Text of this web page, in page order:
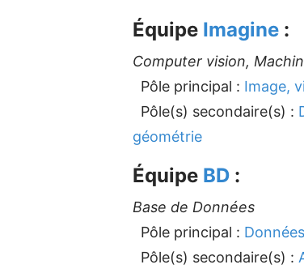
Équipe Imagine:
Computer vision,
Pôle principal : Image,
Pôle(s) secondaire(s) :
géométrie
Équipe BD:
Base de Données
Pôle principal :
Pôle(s) secondaire(s) :